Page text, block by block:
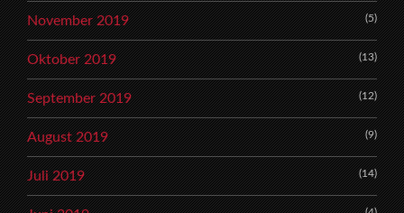
November 2019 (5)
Oktober 2019 (13)
September 2019 (12)
August 2019 (9)
Juli 2019 (14)